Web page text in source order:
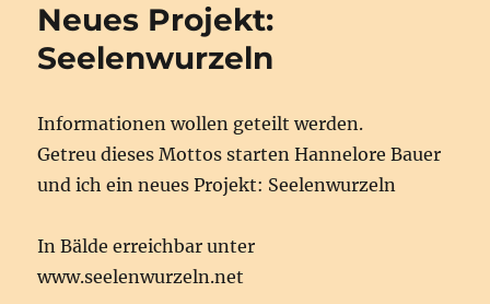
Neues Projekt:
Seelenwurzeln
Informationen wollen geteilt werden.
Getreu dieses Mottos starten Hannelore Bauer
und ich ein neues Projekt: Seelenwurzeln
In Bälde erreichbar unter
www.seelenwurzeln.net